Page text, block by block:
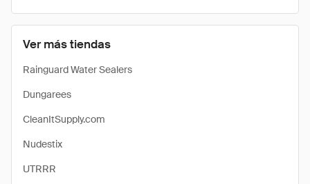
Ver más tiendas
Rainguard Water Sealers
Dungarees
CleanItSupply.com
Nudestix
UTRRR